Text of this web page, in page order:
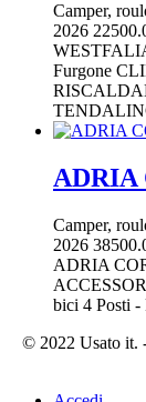
Camper,
2026
Furgone
ADRIA
Camper,
2026
ADRIA
bici 4 Posti -
© 2022 Usato it.